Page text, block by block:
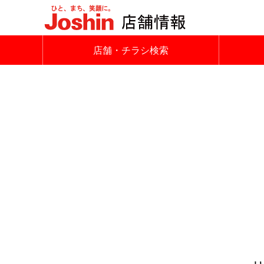
店舗・チラシ検索